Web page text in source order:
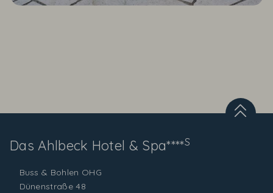
Das Ahlbeck Hotel & Spa****S
Buss & Bohlen OHG
Dünenstraße 48